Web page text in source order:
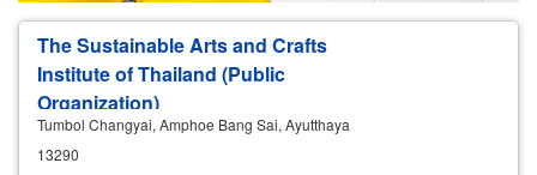
The Sustainable Arts and Crafts
Institute of Thailand (Public
Organization)
Tumbol Changyai, Amphoe Bang Sai, Ayutthaya
13290